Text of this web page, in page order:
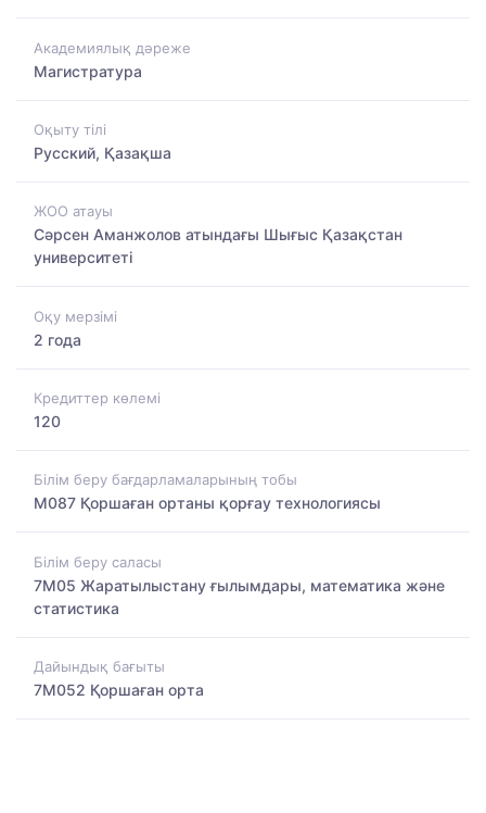
Академиялық дәреже
Магистратура
Оқыту тілі
Русский, Қазақша
ЖОО атауы
Сәрсен Аманжолов атындағы Шығыс Қазақстан
университеті
Оқу мерзімі
2 года
Кредиттер көлемі
120
Білім беру бағдарламаларының тобы
M087 Қоршаған ортаны қорғау технологиясы
Білім беру саласы
7M05 Жаратылыстану ғылымдары, математика және
статистика
Дайындық бағыты
7M052 Қоршаған орта